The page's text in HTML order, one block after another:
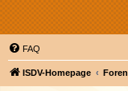
FAQ
ISDV-Homepage Foren